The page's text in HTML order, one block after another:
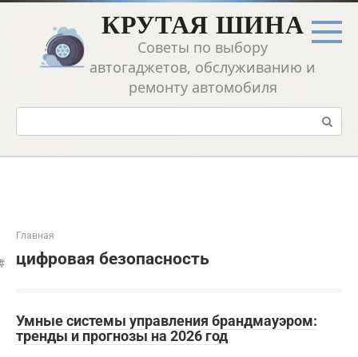
Перейти
контенту
КРУТАЯ ШИНА
Советы по выбору
автогаджетов, обслуживанию и
ремонту автомобиля
Поиск:
Главная
цифровая безопасность
Умные системы управления брандмауэром:
тренды и прогнозы на 2026 год